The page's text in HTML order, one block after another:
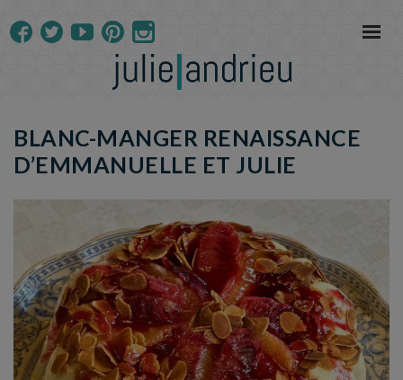
BLANC-MANGER RENAISSANCE
D’EMMANUELLE ET JULIE